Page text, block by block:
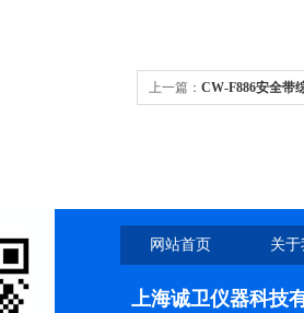
上一篇： CW-F886安全带
网站首页 关
上海诚卫仪器科技